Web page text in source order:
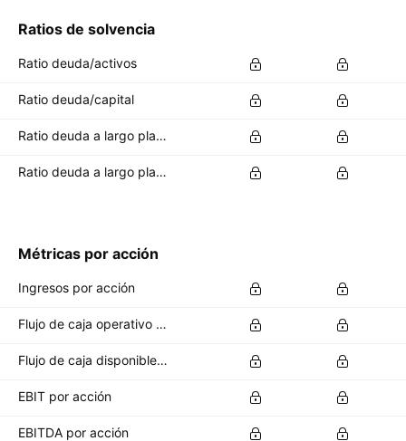
Ratios de solvencia
Ratio deuda/activos
Ratio deuda/capital
Ratio deuda a largo plazo/activos totales
Ratio deuda a largo plazo/capital total
Métricas por acción
Ingresos por acción
Flujo de caja operativo por acción
Flujo de caja disponible por acción
EBIT por acción
EBITDA por acción